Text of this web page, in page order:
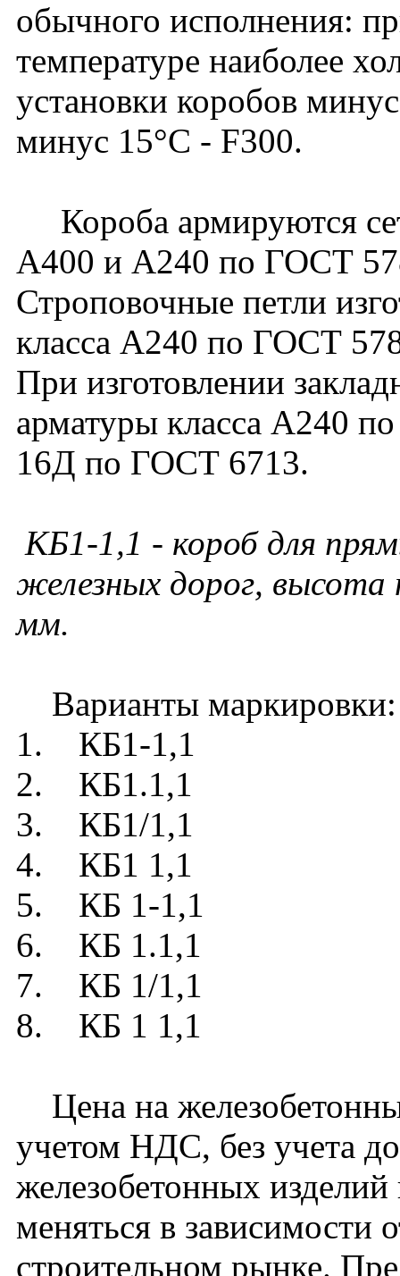
обычного исполнения:
температуре наиболее
установки коробов
минус 15°С - F300.
Короба армируются
А400 и А240 по ГОСТ
Строповочные петли
класса А240 по ГОСТ
При изготовлении
арматуры класса А240
16Д по ГОСТ 6713.
КБ1-1,1 - короб для
железных дорог,
мм.
Варианты маркировки:
1. КБ1-1,1
2. КБ1.1,1
3. КБ1/1,1
4. КБ1 1,1
5. КБ 1-1,1
6. КБ 1.1,1
7. КБ 1/1,1
8. КБ 1 1,1
Цена на
учетом НДС, без учета
железобетонных
меняться в зависимости
строительном рынке.